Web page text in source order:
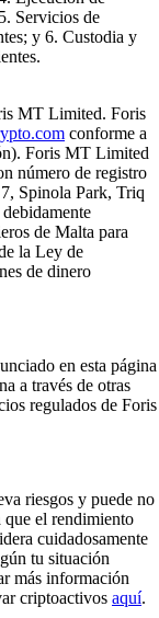
Servicios de
y 6. Custodia y
MT Limited. Foris
conforme a
Foris MT Limited
número de registro
Spinola Park, Triq
de Malta para
la Ley de
de dinero
en esta página
a través de otras
regulados de Foris
riesgos y puede no
que el rendimiento
cuidadosamente
tu situación
más información
criptoactivos aquí.